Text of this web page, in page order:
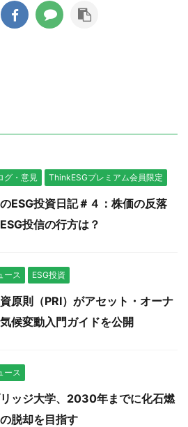
グ・意見 ThinkESGプレミアム会員限定
ESG投資日記＃４：株価の反落
投信の行方は？
ース ESG投資
原則（PRI）がアセット・オーナ
候変動入門ガイドを公開
ース
ッジ大学、2030年までに化石燃
脱却を目指す